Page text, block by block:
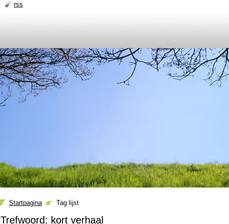
Startpagina Tag lijst
Trefwoord: kort verhaal
rss